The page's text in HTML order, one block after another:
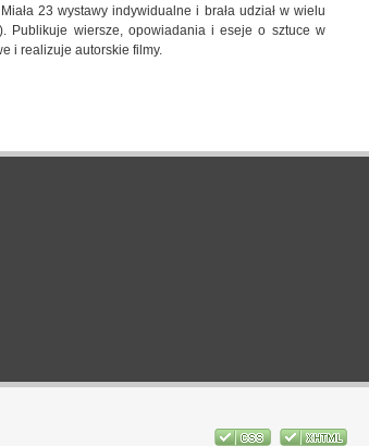
23 wystawy indywidualne i brała udział w wielu
Publikuje wiersze, opowiadania i eseje o sztuce w
i realizuje autorskie filmy.